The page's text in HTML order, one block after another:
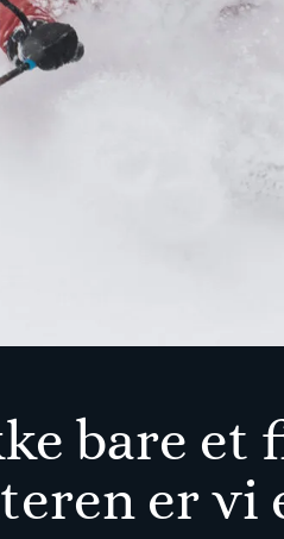
bare et
er vi